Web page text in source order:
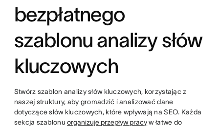
bezpłatnego
szablonu analizy słów
kluczowych
Stwórz szablon analizy słów kluczowych, korzystając z
naszej struktury, aby gromadzić i analizować dane
dotyczące słów kluczowych, które wpływają na SEO. Każda
sekcja szablonuorganizuje przepływ pracyw łatwe do